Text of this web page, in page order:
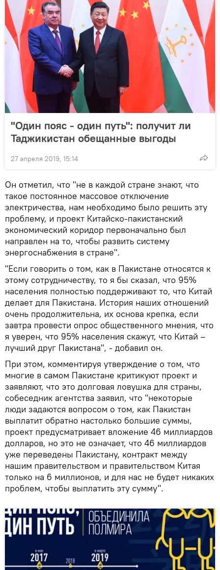
"Один пояс - один путь": получит ли
Таджикистан обещанные выгоды
27 апреля 2019, 15:14
Он отметил, что "не в каждой стране знают, что
такое постоянное массовое отключение
электричества, нам необходимо было решить эту
проблему, и проект Китайско-пакистанский
экономический коридор первоначально был
направлен на то, чтобы развить систему
энергоснабжения в стране".
"Если говорить о том, как в Пакистане относятся к
этому сотрудничеству, то я бы сказал, что 95%
населения полностью поддерживают то, что Китай
делает для Пакистана. История наших отношений
очень продолжительна, их основа крепка, если
завтра провести опрос общественного мнения, что
я уверен, что 95% населения скажут, что Китай –
лучший друг Пакистана", - добавил он.
При этом, комментируя утверждение о том, что
многие в самом Пакистане критикуют проект и
заявляют, что это долговая ловушка для страны,
собеседник агентства заявил, что "некоторые
люди задаются вопросом о том, как Пакистан
выплатит обратно настолько большие суммы,
проект предусматривает вложение 46 миллиардов
долларов, но это не означает, что 46 миллиардов
уже переведены Пакистану, контракт между
нашим правительством и правительством Китая
только на 6 миллионов, и для нас не будет никаких
проблем, чтобы выплатить эту сумму".